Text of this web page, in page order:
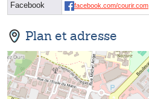
Facebook facebook.com/courir.com
Plan et adresse